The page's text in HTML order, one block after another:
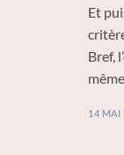
Et
Bref,
14 MAI